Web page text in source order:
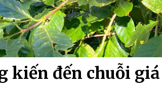
kiến đến chuỗi